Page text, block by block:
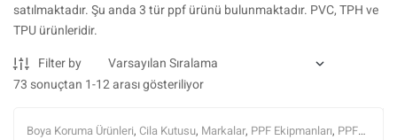
satılmaktadır. Şu anda 3 tür ppf ürünü bulunmaktadır. PVC, TPH ve
TPU ürünleridir.
Filter by
73 sonuçtan 1-12 arası gösteriliyor
Boya Koruma Ürünleri, Cila Kutusu, Markalar, PPF Ekipmanları, PPF